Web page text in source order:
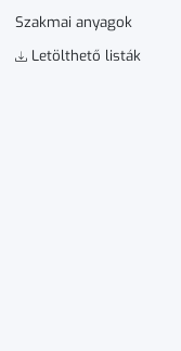
Szakmai anyagok
Letölthető listák